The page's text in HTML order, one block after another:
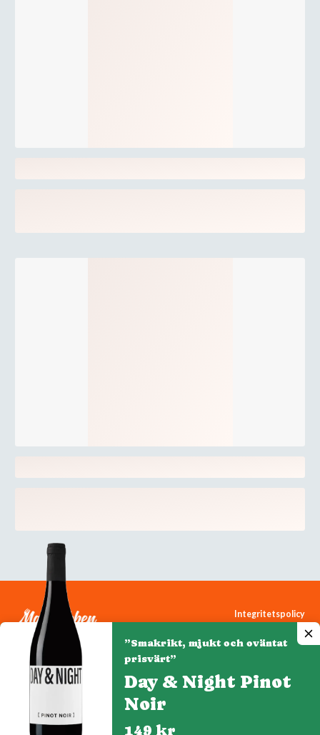
Integritetspolicy
Cookiepolicy
Denna webbplats drivs av Vinklubben i Norden AB
© 2026 mytaste.se
”Smakrikt, mjukt och oväntat
prisvärt”
Day & Night Pinot
Noir
149 kr